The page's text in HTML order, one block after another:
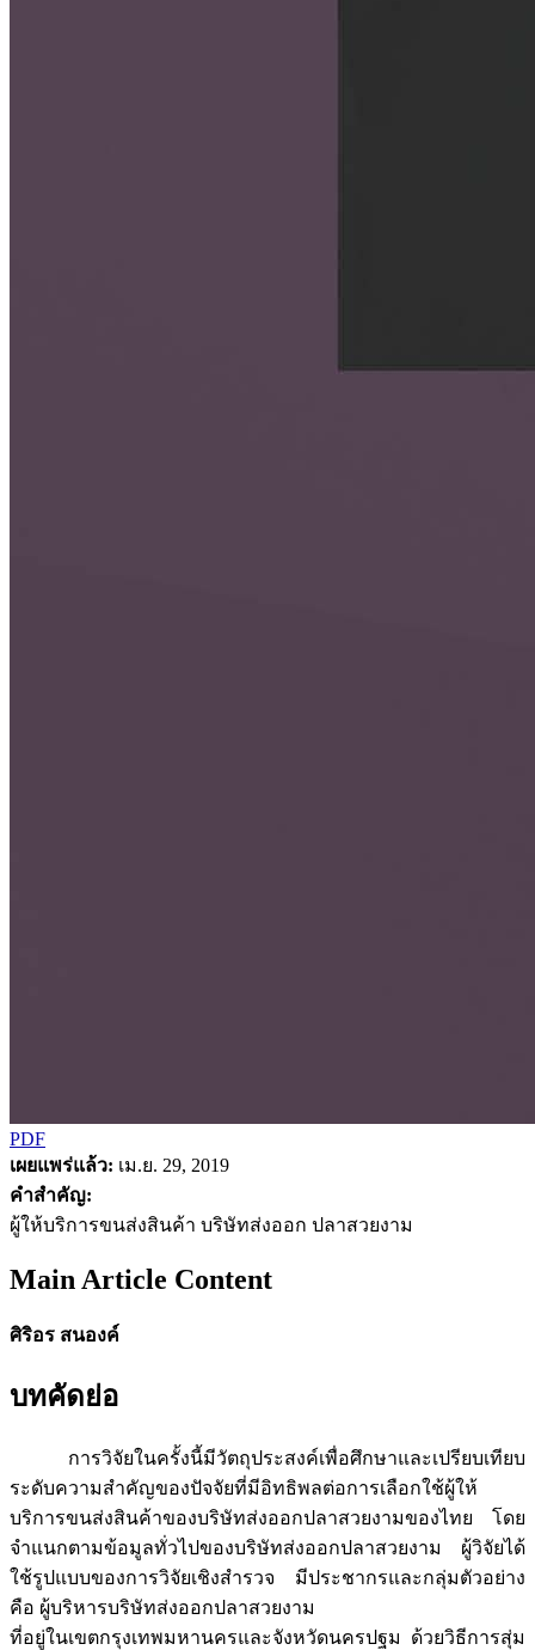
PDF
เผยแพร่แล้ว: เม.ย. 29, 2019
คำสำคัญ:
ผู้ให้บริการขนส่งสินค้า บริษัทส่งออก ปลาสวยงาม
Main Article Content
ศิริอร สนองค์
บทคัดย่อ
การวิจัยในครั้งนี้มีวัตถุประสงค์เพื่อศึกษาและเปรียบเทียบ
ระดับความสำคัญของปัจจัยที่มีอิทธิพลต่อการเลือกใช้ผู้ให้
บริการขนส่งสินค้าของบริษัทส่งออกปลาสวยงามของไทย โดย
จำแนกตามข้อมูลทั่วไปของบริษัทส่งออกปลาสวยงาม ผู้วิจัยได้
ใช้รูปแบบของการวิจัยเชิงสำรวจ มีประชากรและกลุ่มตัวอย่าง
คือ ผู้บริหารบริษัทส่งออกปลาสวยงาม
ที่อยู่ในเขตกรุงเทพมหานครและจังหวัดนครปฐม ด้วยวิธีการสุ่ม